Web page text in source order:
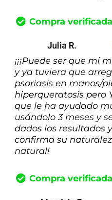
Compra
Julia R.
¡¡¡Puede ser que mi
y ya tuviera que
psoriasis en manos/
hiperqueratosis pero
que le ha ayudado
usándolo 3 meses y
dados los resultados
confirma su
natural!
Compra